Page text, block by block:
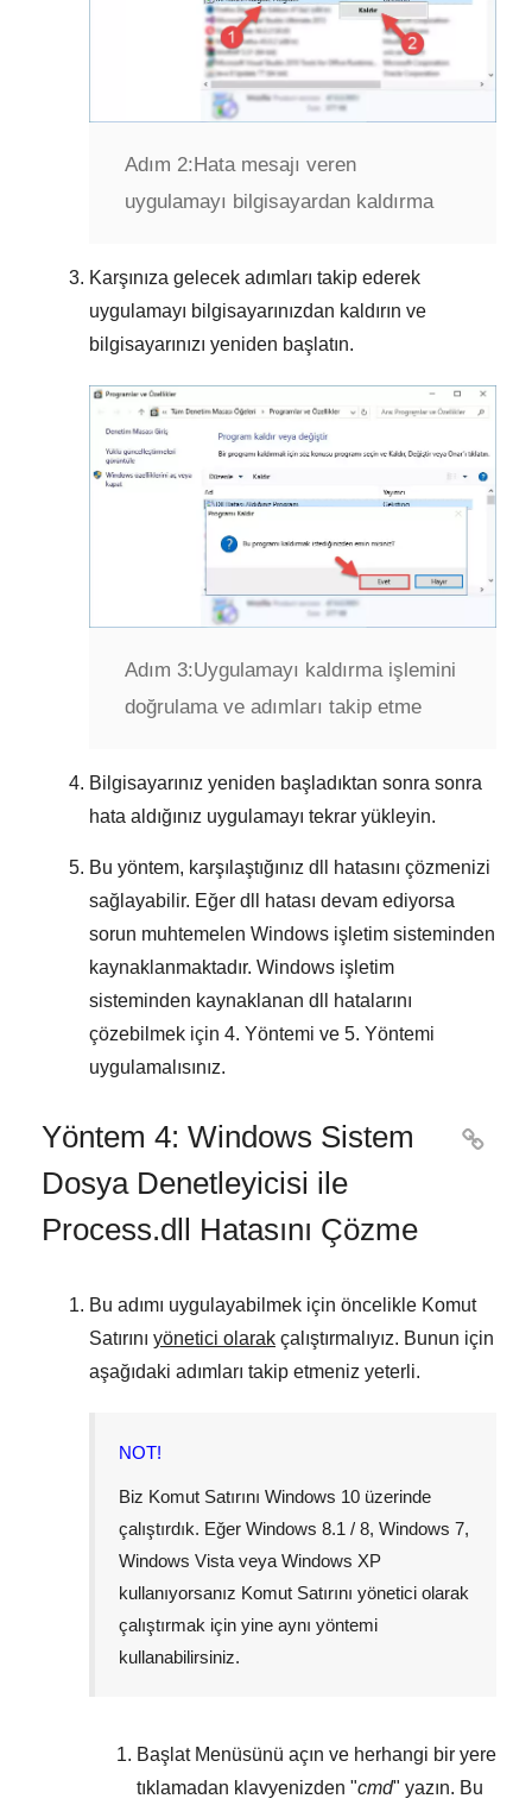
Adım 2:Hata mesajı veren
uygulamayı bilgisayardan kaldırma
Karşınıza gelecek adımları takip ederek
uygulamayı bilgisayarınızdan kaldırın ve
bilgisayarınızı yeniden başlatın.
Adım 3:Uygulamayı kaldırma işlemini
doğrulama ve adımları takip etme
Bilgisayarınız yeniden başladıktan sonra sonra
hata aldığınız uygulamayı tekrar yükleyin.
Bu yöntem, karşılaştığınız dll hatasını çözmenizi
sağlayabilir. Eğer dll hatası devam ediyorsa
sorun muhtemelen Windows işletim sisteminden
kaynaklanmaktadır. Windows işletim
sisteminden kaynaklanan dll hatalarını
çözebilmek için 4. Yöntemi ve 5. Yöntemi
uygulamalısınız.
Yöntem 4: Windows Sistem
Dosya Denetleyicisi ile
Process.dll Hatasını Çözme

Bu adımı uygulayabilmek için öncelikle Komut
Satırını yönetici olarak çalıştırmalıyız. Bunun için
aşağıdaki adımları takip etmeniz yeterli.
NOT!
Biz Komut Satırını Windows 10 üzerinde
çalıştırdık. Eğer Windows 8.1 / 8, Windows 7,
Windows Vista veya Windows XP
kullanıyorsanız Komut Satırını yönetici olarak
çalıştırmak için yine aynı yöntemi
kullanabilirsiniz.
Başlat Menüsünü açın ve herhangi bir yere
tıklamadan klavyenizden "cmd" yazın. Bu